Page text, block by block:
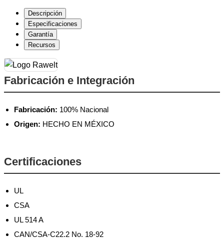
Descripción
Especificaciones
Garantía
Recursos
Fabricación e Integración
Fabricación: 100% Nacional
Origen: HECHO EN MÉXICO
Certificaciones
UL
CSA
UL 514 A
CAN/CSA-C22.2 No. 18-92